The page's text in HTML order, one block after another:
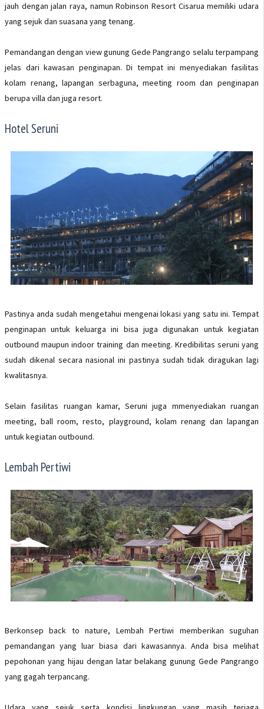
jauh dengan jalan raya, namun Robinson Resort Cisarua memiliki udara
yang sejuk dan suasana yang tenang.
Pemandangan dengan view gunung Gede Pangrango selalu terpampang
jelas dari kawasan penginapan. Di tempat ini menyediakan fasilitas
kolam renang, lapangan serbaguna, meeting room dan penginapan
berupa villa dan juga resort.
Hotel Seruni
Pastinya anda sudah mengetahui mengenai lokasi yang satu ini. Tempat
penginapan untuk keluarga ini bisa juga digunakan untuk kegiatan
outbound maupun indoor training dan meeting. Kredibilitas seruni yang
sudah dikenal secara nasional ini pastinya sudah tidak diragukan lagi
kwalitasnya.
Selain fasilitas ruangan kamar, Seruni juga mmenyediakan ruangan
meeting, ball room, resto, playground, kolam renang dan lapangan
untuk kegiatan outbound.
Lembah Pertiwi
Berkonsep back to nature, Lembah Pertiwi memberikan suguhan
pemandangan yang luar biasa dari kawasannya. Anda bisa melihat
pepohonan yang hijau dengan latar belakang gunung Gede Pangrango
yang gagah terpancang.